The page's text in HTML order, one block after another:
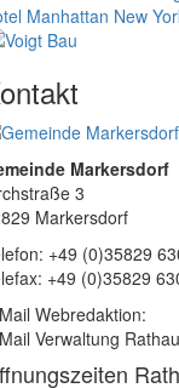
Manhattan New
Markersdorf
3
Markersdorf
+49 (0)35829
+49 (0)35829
Webredaktion:
Verwaltung